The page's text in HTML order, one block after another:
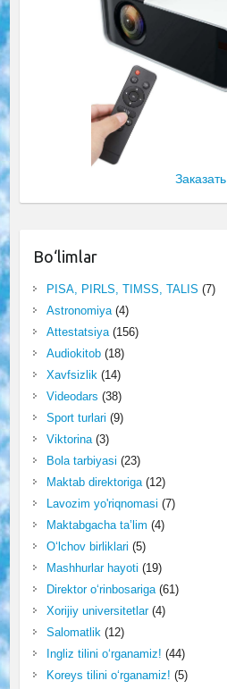
Заказать
Bo‘limlar
PISA, PIRLS, TIMSS, TALIS (7)
Astronomiya(4)
Attestatsiya(156)
Audiokitob(18)
Xavfsizlik(14)
Videodars (38)
Sport turlari (9)
Viktorina(3)
Bola tarbiyasi (23)
Maktab direktoriga(12)
Lavozim yo'riqnomasi (7)
Maktabgacha ta’lim (4)
O‘lchov birliklari (5)
Mashhurlar hayoti (19)
Direktor o‘rinbosariga(61)
Xorijiy universitetlar(4)
Salomatlik(12)
Ingliz tilini o‘rganamiz! (44)
Koreys tilini o‘rganamiz! (5)